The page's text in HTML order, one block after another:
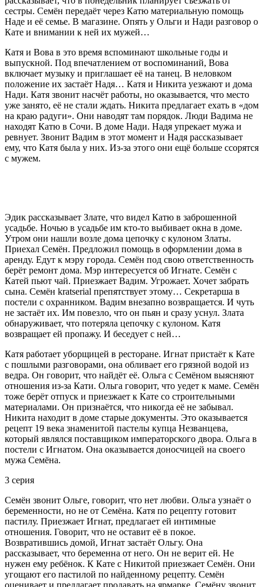
сестры. Семён передаёт через Катю материальную помощь
Наде и её семье. В магазине. Опять у Ольги и Нади разговор о
Кате и внимании к ней их мужей…
Катя и Вова в это время вспоминают школьные годы и
выпускной. Под впечатлением от воспоминаний, Вова
включает музыку и приглашает её на танец. В неловком
положение их застаёт Надя… Катя и Никита уезжают и дома
Нади. Катя звонит насчёт работы, но оказывается, что место
уже занято, её не стали ждать. Никита предлагает ехать в «дом
на краю радуги». Они наводят там порядок. Люди Вадима не
находят Катю в Сочи. В доме Нади. Надя упрекает мужа и
ревнует. Звонит Вадим в этот момент и Надя рассказывает
ему, что Катя была у них. Из-за этого они ещё больше ссорятся
с мужем.
Эдик рассказывает Злате, что видел Катю в заброшенной
усадьбе. Ночью в усадьбе им кто-то выбивает окна в доме.
Утром они нашли возле дома цепочку с кулоном Златы.
Приехал Семён. Предложил помощь в оформлении дома в
аренду. Едут к мэру города. Семён под свою ответственность
берёт ремонт дома. Мэр интересуется об Игнате. Семён с
Катей пьют чай. Приезжает Вадим. Угрожает. Хочет забрать
сына. Семён kratserial препятствует этому… Секретарша в
постели с охранником. Вадим внезапно возвращается. И чуть
не застаёт их. Им повезло, что он пьян и сразу уснул. Злата
обнаруживает, что потеряла цепочку с кулоном. Катя
возвращает ей пропажу. И беседует с ней…
Катя работает уборщицей в ресторане. Игнат пристаёт к Кате
с пошлыми разговорами, она обливает его грязной водой из
ведра. Он говорит, что найдёт её. Ольга с Семёном выясняют
отношения из-за Кати. Ольга говорит, что уедет к маме. Семён
тоже берёт отпуск и приезжает к Кате со строительными
материалами. Он признаётся, что никогда её не забывал.
Никита находит в доме старые документы. Это оказывается
рецепт 19 века знаменитой пастелы купца Незванцева,
который являлся поставщиком императорского двора. Ольга в
постели с Игнатом. Она оказывается доносчицей на своего
мужа Семёна.
3 серия
Семён звонит Ольге, говорит, что нет любви. Ольга узнаёт о
беременности, но не от Семёна. Катя по рецепту готовит
пастилу. Приезжает Игнат, предлагает ей интимные
отношения. Говорит, что не оставит её в покое.
Возвратившись домой, Игнат застаёт Ольгу. Она
рассказывает, что беременна от него. Он не верит ей. Не
нужен ему ребёнок. К Кате с Никитой приезжает Семён. Они
угощают его пастилой по найденному рецепту. Семён